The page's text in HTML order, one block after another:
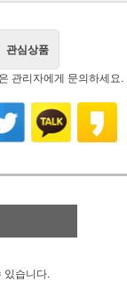
관심상품
관리자에게 문의하세요.
있습니다.